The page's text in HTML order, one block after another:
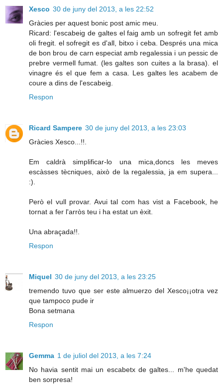
Xesco 30 de juny del 2013, a les 22:52
Gràcies per aquest bonic post amic meu.
Ricard: l'escabeig de galtes el faig amb un sofregit fet amb
oli fregit. el sofregit es d'all, bitxo i ceba. Després una mica
de bon brou de carn especiat amb regalessia i un pessic de
prebre vermell fumat. (les galtes son cuites a la brasa). el
vinagre és el que fem a casa. Les galtes les acabem de
coure a dins de l'escabeig.
Respon
Ricard Sampere 30 de juny del 2013, a les 23:03
Gràcies Xesco...!!.
Em caldrà simplificar-lo una mica,doncs les meves
escàsses tècniques, això de la regalessia, ja em supera...
:).
Però el vull provar. Avui tal com has vist a Facebook, he
tornat a fer l'arròs teu i ha estat un èxit.
Una abraçada!!.
Respon
Miquel 30 de juny del 2013, a les 23:25
tremendo tuvo que ser este almuerzo del Xesco¡¡otra vez
que tampoco pude ir
Bona setmana
Respon
Gemma 1 de juliol del 2013, a les 7:24
No havia sentit mai un escabetx de galtes... m'he quedat
ben sorpresa!